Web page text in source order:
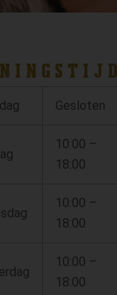
Gesloten
10:00 –
18:00
10:00 –
18:00
10:00 –
18:00